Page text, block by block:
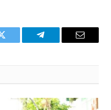
Twitter Telegram Email